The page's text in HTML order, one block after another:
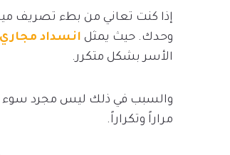
إذا كنت تعاني من بطء تصريف
وحدك. حيث يمثل انسداد
الأسر بشكل متكرر.
والسبب في ذلك ليس مجرد سوء
مراراً وتكراراً.